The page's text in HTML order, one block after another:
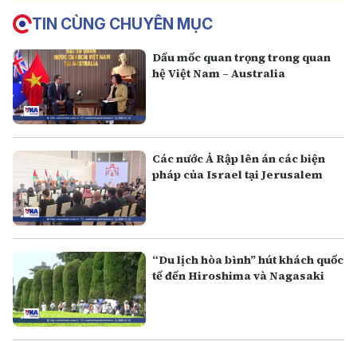
TIN CÙNG CHUYÊN MỤC
Dấu mốc quan trọng trong quan
hệ Việt Nam – Australia
Các nước Ả Rập lên án các biện
pháp của Israel tại Jerusalem
“Du lịch hòa bình” hút khách quốc
tế đến Hiroshima và Nagasaki